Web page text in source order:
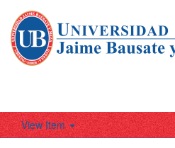
View Item